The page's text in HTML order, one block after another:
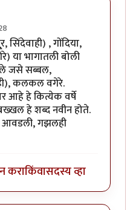
सिंदेवाही) , गोंदिया,
या भागातली बोली
जसे सब्बल,
कलकल वगेरे.
आहे हे कित्येक वर्षे
हे शब्द नवीन होते.
आवडली, गझलही
कराकिंवासदस्य व्हा